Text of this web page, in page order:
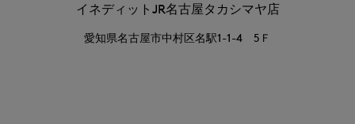
イネディットJR名古屋タカシマヤ店
愛知県名古屋市中村区名駅1-1-4 5Ｆ